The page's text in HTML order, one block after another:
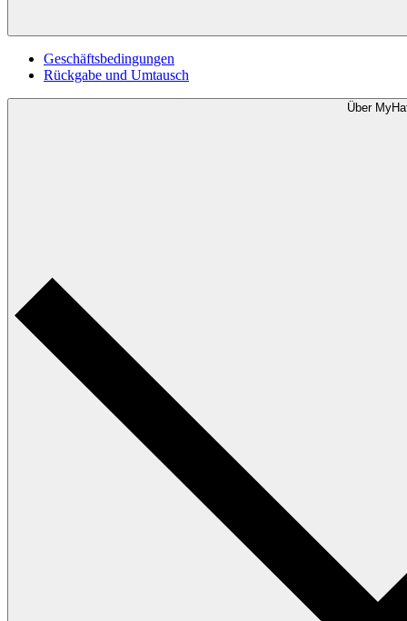
Geschäftsbedingungen
Rückgabe und Umtausch
Über